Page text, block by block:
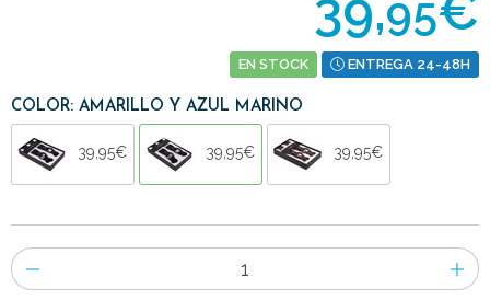
95
EN STOCK ENTREGA 24-48H
COLOR: AMARILLO Y AZUL MARINO
39,95€ 39,95€ 39,95€
Número
de